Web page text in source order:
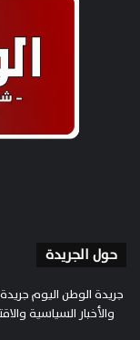
حول الجريدة
جريدة الوطن اليوم جريدة
والأخبار السياسية